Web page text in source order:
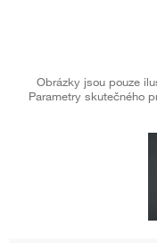
Obrázky jsou pouze
Parametry skutečného